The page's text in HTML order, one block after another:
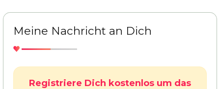
Meine Nachricht an Dich
Registriere Dich kostenlos um das